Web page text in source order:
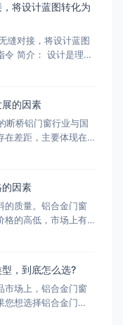
将设计蓝图转化为
缝对接，将设计蓝图
令 简介： 设计是理
桥梁。我们的
一个节点的结构、
工艺，生成包括加工
图
的因素
断桥铝门窗行业与国
在差距，主要体现在
面，因此要打造断
行业搭建了一个很好
战略沿线覆盖了65个
因素
的质量。铝合金门窗
格的高低，市场上有
这种为主材的材质
化性强。 第二点：
于生产工艺。生产工
的生
，到底怎么选?
市场上，铝合金门窗
您想选择铝合金门
金门窗开启形式、